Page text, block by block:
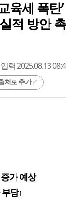
육세 폭탄
적 방안
입력 2025.08.13
처로 추가
가 예상
담↑